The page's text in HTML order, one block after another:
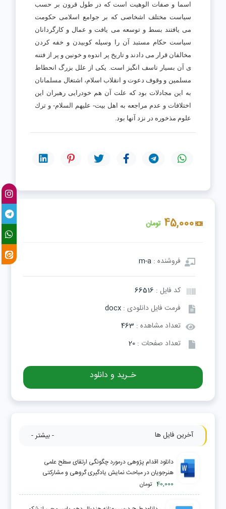
45,000 تومان
فروشنده :m-a
کد فایل : 66516
فرمت فایل دانلودی :docx
تعداد مشاهده : 463
تعداد صفحات :20
خـرید و دانلود
آخرین فایل ها - بیشتر -
دانلود اقدام پژوهی درمورد چگونگی ارتقای سطح علمی
هنرجویان در مباحث نمایش یادگیری گروهی و مشارکتی
40,000 تومان
اسما و صفات الوهيت است كه در طول قرون بر حسب
سياست مختلف اشخاصى كه بر جوامع اسلامى حكومت
مى يافتند بسط و توسعه مى يافت و عمال و كارگردانان
سياست حكام مستبد آن را وسيله كوبيدن و خفه كردن
مخالفان قرار مى دادند و تاريخ پر اندوه و خونين و پر از فتنه
ى آن بسيار تاسف انگيز است. يكى از علل بزرگ انحطاط
مسلمين و وقوف دعوت و انقلاب اسلام، اشتغال مسلمانان
به اين مجادلات بود كه علت آن هم خودرايى رهبران اين
اختلافات و عدم مراجعه به اهل بيت- عليهم السلام- و ترك
علوم مذخوره در نزد آنها بود.